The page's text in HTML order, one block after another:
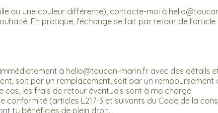
ou une couleur différente), contacte-moi à
En pratique, l'échange se fait par retour de l'article
à hello@toucan-marin.fr avec des détails
soit par un remplacement, soit par un remboursement
les frais de retour éventuels sont à ma charge.
(articles L217-3 et suivants du Code de la
tu bénéficies de plein droit.